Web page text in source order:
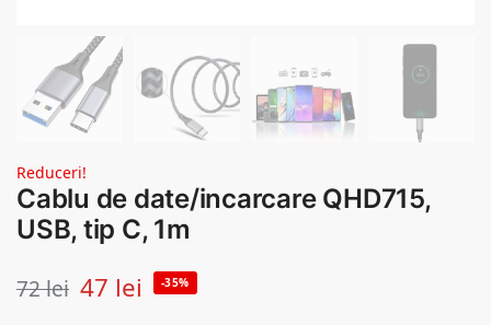
Reduceri!
Cablu de date/incarcare QHD715,
USB, tip C, 1m
72lei 47 lei -35%